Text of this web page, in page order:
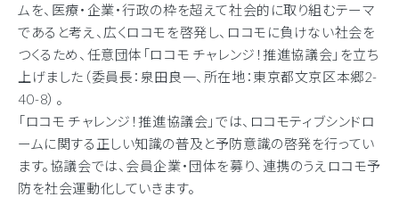
ムを、医療・企業・行政の枠を超えて社会的に取り組むテーマ
であると考え、広くロコモを啓発し、ロコモに負けない社会を
つくるため、任意団体「ロコモ チャレンジ！推進協議会」を立ち
上げました（委員長：泉田良一、所在地：東京都文京区本郷2-
40-8）。
「ロコモ チャレンジ！推進協議会」では、ロコモティブシンドロ
ームに関する正しい知識の普及と予防意識の啓発を行ってい
ます。協議会では、会員企業・団体を募り、連携のうえロコモ予
防を社会運動化していきます。